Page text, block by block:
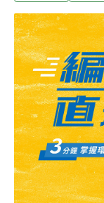
莊，為什麼擔憂
南澳鄉的武塔村
村落背倚武塔山
在山上種植香菇
卻不再有人開墾
陡峭，地震豪雨
民得知，蘇花改
離部落最近的一
改工程處處長邵